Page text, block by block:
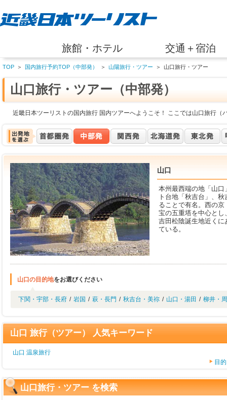
旅館・ホテル 交通＋宿泊
TOP ＞ 国内旅行予約TOP（中部発） ＞ 山陽旅行・ツアー ＞ 山口旅行・ツアー
山口旅行・ツアー（中部発）
近畿日本ツーリストの国内旅行 国内ツアーへようこそ！ ここでは山口旅行（
山口
本州最西端の地「山
ト台地「秋吉台」、
ることで有名。西の
宝の五重塔を中心と
吉田松陰誕生地近く
ている。
山口の目的地をお選びください
下関・宇部・長府 / 岩国 / 萩・長門 / 秋吉台・美祢 / 山口・湯田 / 柳井・
山口 旅行（ツアー） 人気キーワード
山口 温泉旅行
目
山口旅行・ツアー を検索